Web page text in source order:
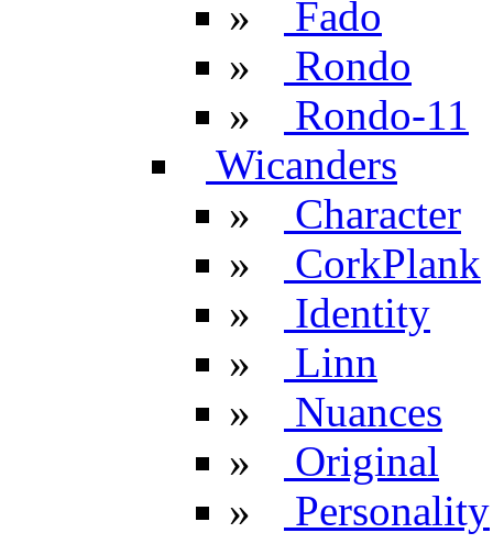
»
Fado
»
Rondo
»
Rondo-11
Wicanders
»
Character
»
CorkPlank
»
Identity
»
Linn
»
Nuances
»
Original
»
Personality